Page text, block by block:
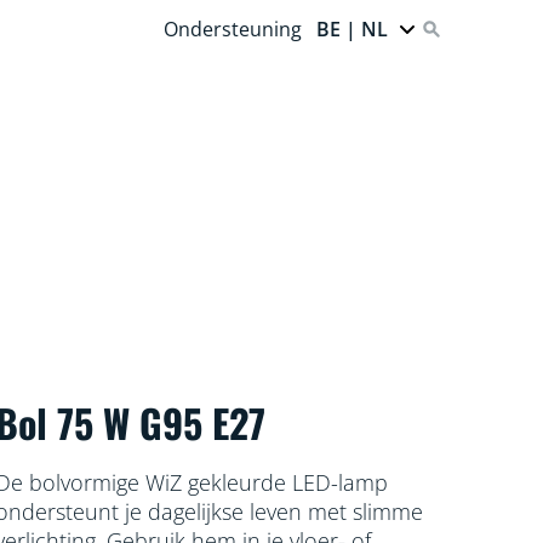
Ondersteuning BE | NL
75 W G95 E27
bolvormige WiZ gekleurde LED-lamp
je dagelijkse leven met slimme